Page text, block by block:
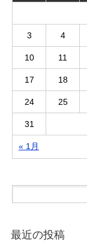
« 1月
3 4
10 11
17 18
24 25
31
最近の投稿